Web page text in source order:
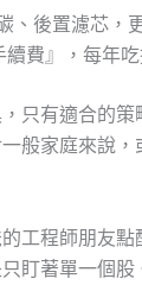
、後置濾芯，
費』，每年吃
只有適合的策
般家庭來說，
工程師朋友
盯著單一個